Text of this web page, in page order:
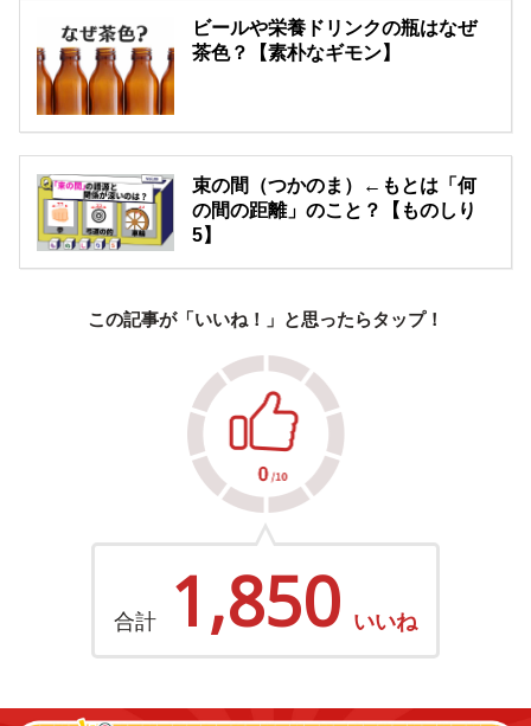
ビールや栄養ドリンクの瓶はなぜ
茶色？【素朴なギモン】
束の間（つかのま）←もとは「何
の間の距離」のこと？【ものしり
5】
この記事が「いいね！」と思ったらタップ！
合計 1,850 いいね